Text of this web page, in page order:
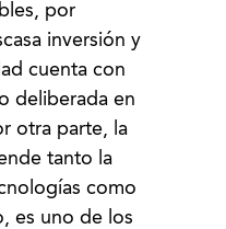
por
inversión y
cuenta con
deliberada en
otra parte, la
tanto la
como
es uno de los